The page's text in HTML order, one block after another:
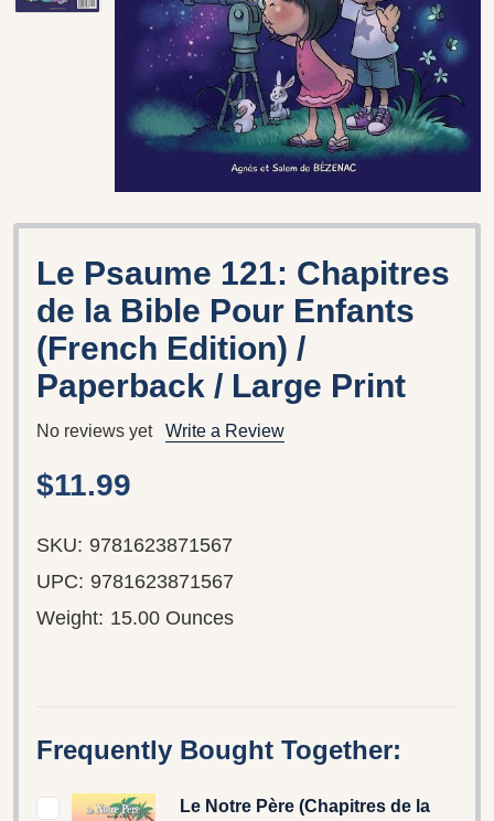
Le Psaume 121: Chapitres
de la Bible Pour Enfants
(French Edition) /
Paperback / Large Print
No reviews yet Write a Review
$11.99
SKU: 9781623871567
UPC: 9781623871567
Weight: 15.00 Ounces
Frequently Bought Together:
Le Notre Père (Chapitres de la